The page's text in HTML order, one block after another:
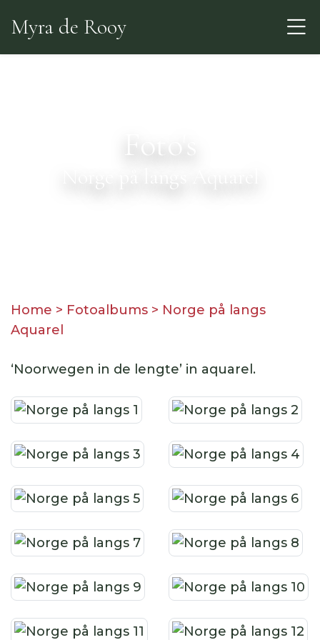
toMyra de Rooy
Foto's
Home > Fotoalbums > Norge på langs
Aquarel
‘Noorwegen in de lengte’ in aquarel.